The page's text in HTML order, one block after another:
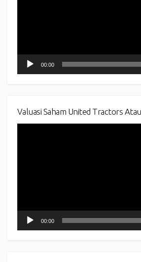
00:00
Valuasi Saham United Tractors
00:00